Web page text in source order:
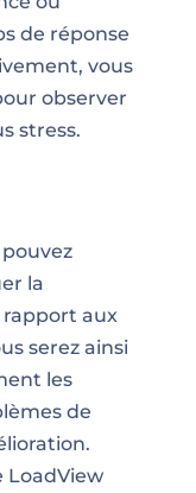
de réponse
vous
observer
stress.
la
rapport aux
serez ainsi
les
de
LoadView